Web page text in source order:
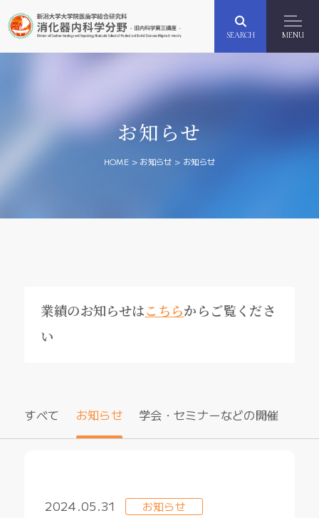
SEARCH MENU
お知らせ
HOME > お知らせ > お知らせ
業績のお知らせはこちらからご覧くださ
い
すべて お知らせ 学会・セミナーなどの開催
2024.05.31 お知らせ